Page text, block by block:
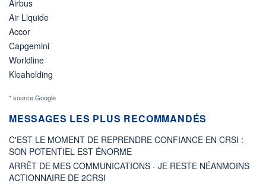
Airbus
Air Liquide
Accor
Capgemini
Worldline
Kleaholding
* source Google
MESSAGES LES PLUS RECOMMANDÉS
C'EST LE MOMENT DE REPRENDRE CONFIANCE EN CRSI :
SON POTENTIEL EST ÉNORME
ARRÊT DE MES COMMUNICATIONS - JE RESTE NÉANMOINS
ACTIONNAIRE DE 2CRSI